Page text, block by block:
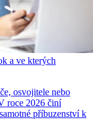
a ve kterých
osvojitele nebo
roce 2026 činí
příbuzenství k